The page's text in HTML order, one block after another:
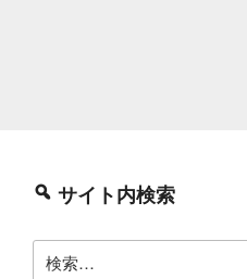
サイト内検索